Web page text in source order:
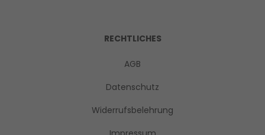
RECHTLICHES
AGB
Datenschutz
Widerrufsbelehrung